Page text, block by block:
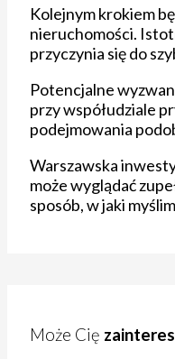
Kolejnym krokiem
nieruchomości.
przyczynia się do
Potencjalne
przy współudziale
podejmowania
Warszawska
może wyglądać
sposób, w jaki
Może Cię